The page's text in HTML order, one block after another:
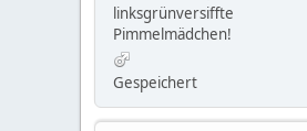
linksgrünversiffte
Pimmelmädchen!
Gespeichert